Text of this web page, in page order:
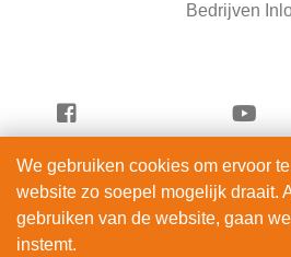
Bedrijven
Vandaag Fietsen is
ServiceRight B.V. |
We gebruiken cookies om ervoor
website zo soepel mogelijk draait.
gebruiken van de website, gaan
instemt.